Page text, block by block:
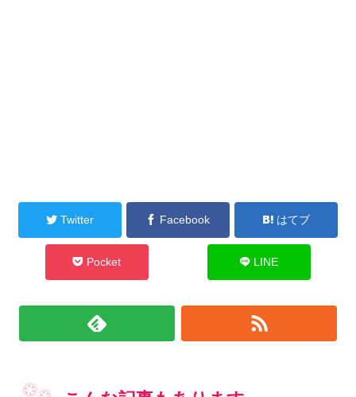
Twitter Facebook はてブ
Pocket LINE